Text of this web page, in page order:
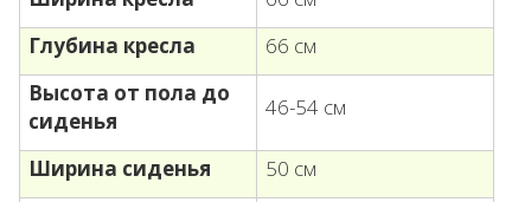
Глубина кресла
66 см
Высота от пола до
сиденья
46-54 см
Ширина сиденья
50 см